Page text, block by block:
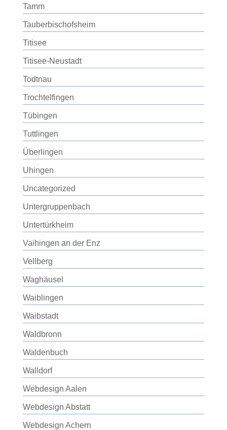
Tamm
Tauberbischofsheim
Titisee
Titisee-Neustadt
Todtnau
Trochtelfingen
Tübingen
Tuttlingen
Überlingen
Uhingen
Uncategorized
Untergruppenbach
Untertürkheim
Vaihingen an der Enz
Vellberg
Waghäusel
Waiblingen
Waibstadt
Waldbronn
Waldenbuch
Walldorf
Webdesign Aalen
Webdesign Abstatt
Webdesign Achern